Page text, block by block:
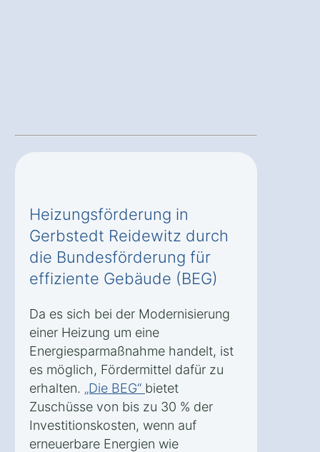
Heizungsförderung in
Gerbstedt Reidewitz durch
die Bundesförderung für
effiziente Gebäude (BEG)
Da es sich bei der Modernisierung
einer Heizung um eine
Energiesparmaßnahme handelt, ist
es möglich, Fördermittel dafür zu
erhalten. „Die BEG“ bietet
Zuschüsse von bis zu 30 % der
Investitionskosten, wenn auf
erneuerbare Energien wie